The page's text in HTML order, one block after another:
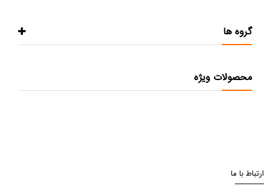
گروه ها
محصولات ویژه
ارتباط با ما